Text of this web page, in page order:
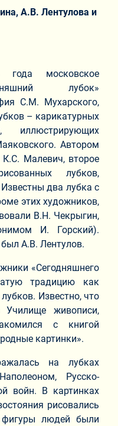
А.В. Лентулова и
года московское
лубок»
С.М. Мухарского,
– карикатурных
Автором
Малевич, второе
лубков,
два лубка с
этих художников,
В.Н. Чекрыгин,
И. Горский).
А.В. Лентулов.
«Сегодняшнего
традицию как
Известно, что
живописи,
с книгой
картинки».
на лубках
Русско-
войн. В картинках
рисовались
фигуры людей были